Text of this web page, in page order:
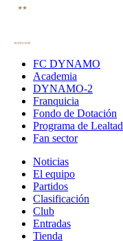
FC DYNAMO
Academia
DYNAMO-2
Franquicia
Fondo de Dotación
Programa de Lealtad
Fan sector
Noticias
El equipo
Partidos
Clasificación
Club
Entradas
Tienda